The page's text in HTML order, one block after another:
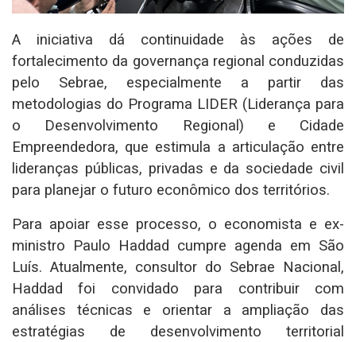
A iniciativa dá continuidade às ações de
fortalecimento da governança regional conduzidas
pelo Sebrae, especialmente a partir das
metodologias do Programa LIDER (Liderança para
o Desenvolvimento Regional) e Cidade
Empreendedora, que estimula a articulação entre
lideranças públicas, privadas e da sociedade civil
para planejar o futuro econômico dos territórios.
Para apoiar esse processo, o economista e ex-
ministro Paulo Haddad cumpre agenda em São
Luís. Atualmente, consultor do Sebrae Nacional,
Haddad foi convidado para contribuir com
análises técnicas e orientar a ampliação das
estratégias de desenvolvimento territorial